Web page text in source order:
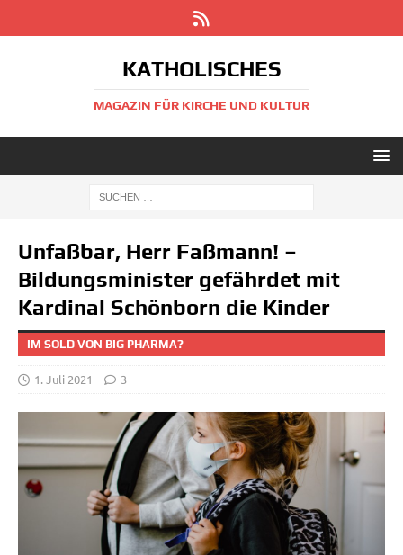
KATHOLISCHES
MAGAZIN FÜR KIRCHE UND KULTUR
Unfaßbar, Herr Faßmann! –
Bildungsminister gefährdet mit
Kardinal Schönborn die Kinder
IM SOLD VON BIG PHARMA?
1. Juli 2021 3